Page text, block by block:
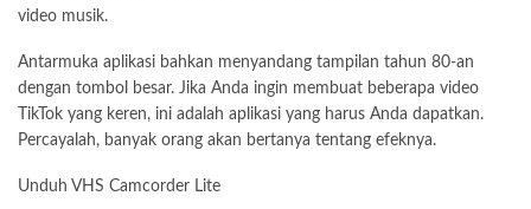
video musik.
Antarmuka aplikasi bahkan menyandang tampilan tahun 80-an
dengan tombol besar. Jika Anda ingin membuat beberapa video
TikTok yang keren, ini adalah aplikasi yang harus Anda dapatkan.
Percayalah, banyak orang akan bertanya tentang efeknya.
Unduh VHS Camcorder Lite